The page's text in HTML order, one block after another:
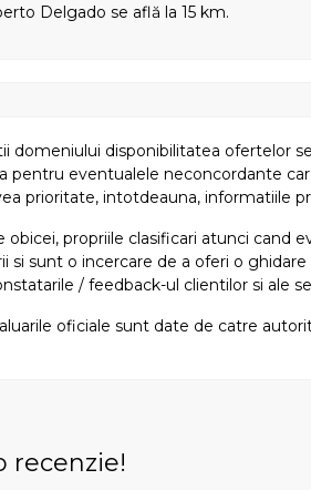
Delgado se află la 15 km.
domeniului disponibilitatea ofertelor
pentru eventualele neconcordante
prioritate, intotdeauna, informatiile
obicei, propriile clasificari atunci cand
si sunt o incercare de a oferi o
/ feedback-ul clientilor si ale
oficiale sunt date de catre
recenzie!